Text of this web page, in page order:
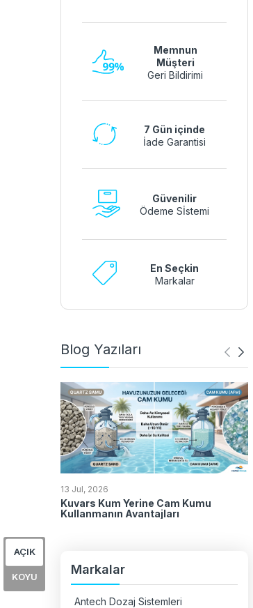
Memnun
Müşteri
Geri Bildirimi
7 Gün içinde
İade Garantisi
Güvenilir
Ödeme Sİstemi
En Seçkin
Markalar
Blog Yazıları
13 Jul, 2026
Kuvars Kum Yerine Cam Kumu
Kullanmanın Avantajları
Markalar
Antech Dozaj Sistemleri
AÇIK
KOYU